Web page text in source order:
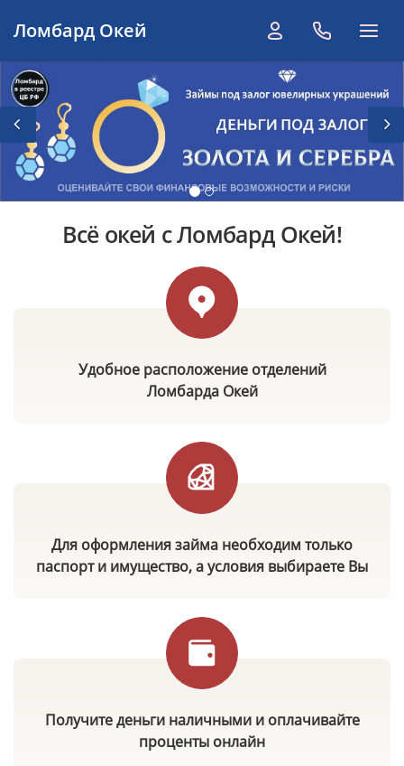
Назад
Всё окей с Ломбард Окей!
Удобное расположение отделений
Ломбарда Окей
Для оформления займа необходим только
паспорт и имущество, а условия выбираете Вы
Получите деньги наличными и оплачивайте
проценты онлайн